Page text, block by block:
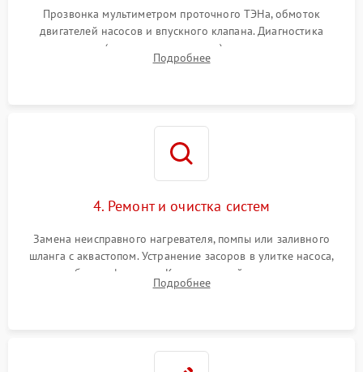
Прозвонка мультиметром проточного ТЭНа, обмоток
двигателей насосов и впускного клапана. Диагностика
прессостата (датчика уровня воды), датчика мутности,
концевика дверцы и электронного модуля управления.
Подробнее
4. Ремонт и очистка систем
Замена неисправного нагревателя, помпы или заливного
шланга с аквастопом. Устранение засоров в улитке насоса,
патрубках и фильтрах. Компонентный ремонт платы
управления, восстановление поврежденной проводки.
Подробнее